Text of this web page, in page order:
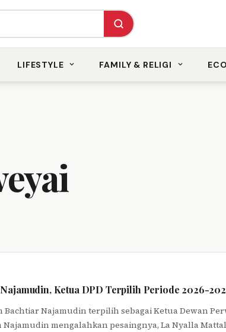
LIFESTYLE FAMILY & RELIGI
Ketua DPD Terpilih Periode 2026-
Bachtiar Najamudin terpilih sebagai Ketua Dewan
Najamudin mengalahkan pesaingnya, La Nyalla